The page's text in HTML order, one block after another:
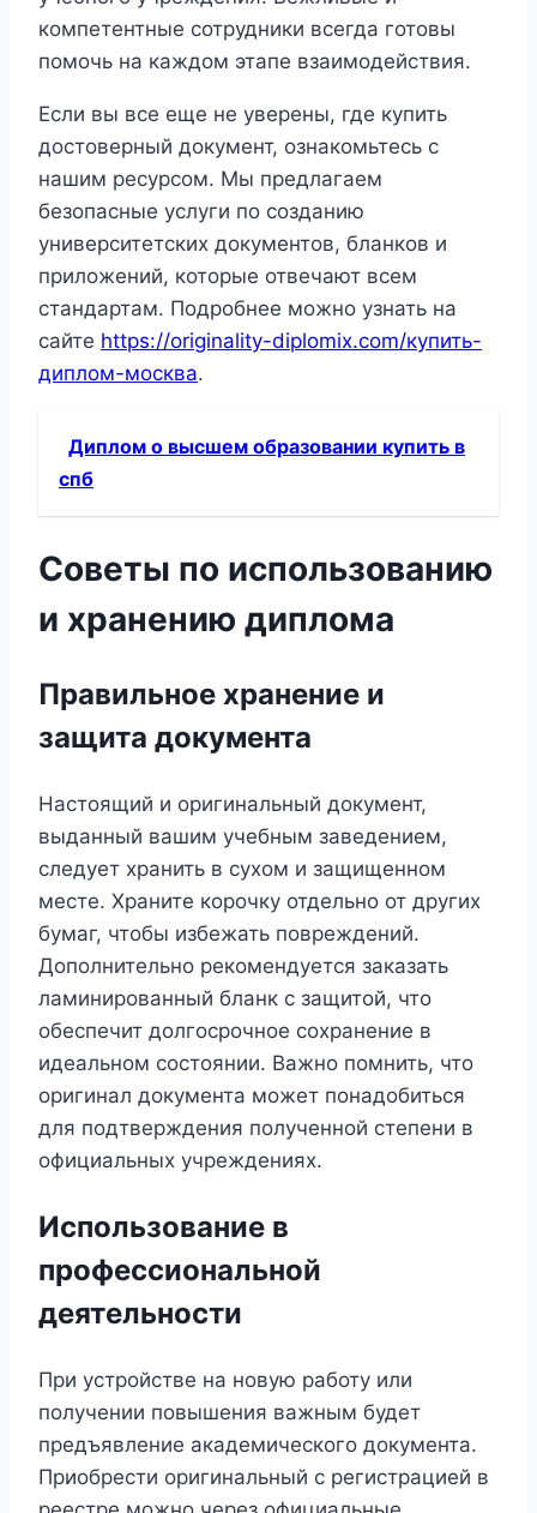
компетентные сотрудники всегда готовы
помочь на каждом этапе взаимодействия.
Если вы все еще не уверены, где купить
достоверный документ, ознакомьтесь с
нашим ресурсом. Мы предлагаем
безопасные услуги по созданию
университетских документов, бланков и
приложений, которые отвечают всем
стандартам. Подробнее можно узнать на
сайте https://originality-diplomix.com/купить-
диплом-москва.
Диплом о высшем образовании купить в
спб
Советы по использованию
и хранению диплома
Правильное хранение и
защита документа
Настоящий и оригинальный документ,
выданный вашим учебным заведением,
следует хранить в сухом и защищенном
месте. Храните корочку отдельно от других
бумаг, чтобы избежать повреждений.
Дополнительно рекомендуется заказать
ламинированный бланк с защитой, что
обеспечит долгосрочное сохранение в
идеальном состоянии. Важно помнить, что
оригинал документа может понадобиться
для подтверждения полученной степени в
официальных учреждениях.
Использование в
профессиональной
деятельности
При устройстве на новую работу или
получении повышения важным будет
предъявление академического документа.
Приобрести оригинальный с регистрацией в